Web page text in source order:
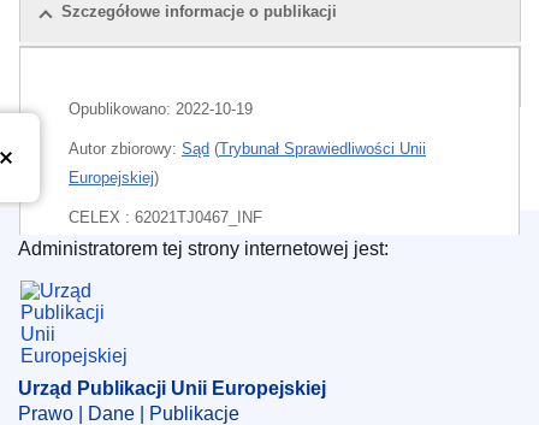
Szczegółowe informacje o publikacji
Opublikowano: 2022-10-19
Autor zbiorowy: Sąd (Trybunał Sprawiedliwości Unii
Europejskiej)
CELEX : 62021TJ0467_INF
ECLI : ECLI:EU:T:2022:645
Urząd Publikacji Unii Europejskiej
Administratorem tej strony internetowej jest:
Urząd Publikacji Unii Europejskiej
Prawo | Dane | Publikacje